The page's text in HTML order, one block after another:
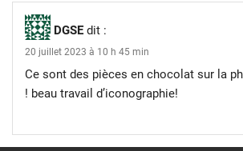
DGSE dit :
20 juillet 2023 à 10 h 45 min
Ce sont des pièces en chocolat sur la
! beau travail d’iconographie!